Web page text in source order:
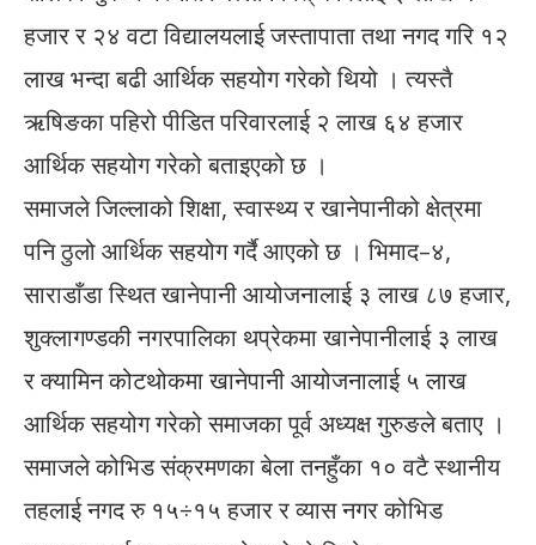
हजार र २४ वटा विद्यालयलाई जस्तापाता तथा नगद गरि १२
लाख भन्दा बढी आर्थिक सहयोग गरेको थियो । त्यस्तै
ऋषिङका पहिरो पीडित परिवारलाई २ लाख ६४ हजार
आर्थिक सहयोग गरेको बताइएको छ ।
समाजले जिल्लाको शिक्षा, स्वास्थ्य र खानेपानीको क्षेत्रमा
पनि ठुलो आर्थिक सहयोग गर्दै आएको छ । भिमाद–४,
साराडाँडा स्थित खानेपानी आयोजनालाई ३ लाख ८७ हजार,
शुक्लागण्डकी नगरपालिका थप्रेकमा खानेपानीलाई ३ लाख
र क्यामिन कोटथोकमा खानेपानी आयोजनालाई ५ लाख
आर्थिक सहयोग गरेको समाजका पूर्व अध्यक्ष गुरुङले बताए ।
समाजले कोभिड संक्रमणका बेला तनहुँका १० वटै स्थानीय
तहलाई नगद रु १५÷१५ हजार र व्यास नगर कोभिड